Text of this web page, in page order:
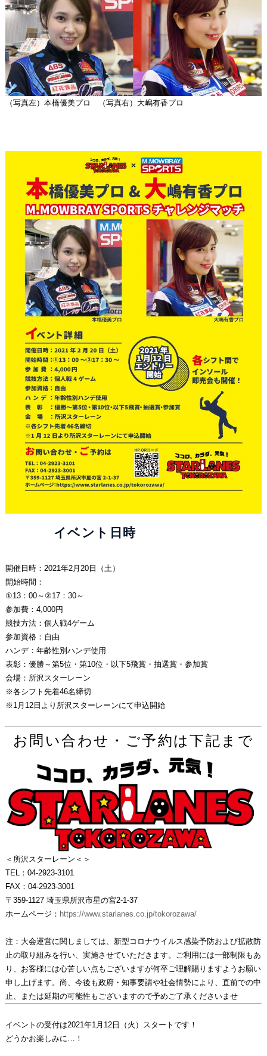
（写真左）本橋優美プロ （写真右）大嶋有香プロ
イベント日時
開催日時：2021年2月20日（土）
開始時間：
①13：00～②17：30～
参加費：4,000円
競技方法：個人戦4ゲーム
参加資格：自由
ハンデ：年齢性別ハンデ使用
表彰：優勝～第5位・第10位・以下5飛賞・抽選賞・参加賞
会場：所沢スターレーン
※各シフト先着46名締切
※1月12日より所沢スターレーンにて申込開始
お問い合わせ・ご予約は下記まで
＜所沢スターレーン＜＞
TEL：04-2923-3101
FAX：04-2923-3001
〒359-1127 埼玉県所沢市星の宮2-1-37
ホームページ： https://www.starlanes.co.jp/tokorozawa/
注：大会運営に関しましては、新型コロナウイルス感染予防および拡散防
止の取り組みを行い、実施させていただきます。ご利用には一部制限もあ
り、お客様には心苦しい点もございますが何卒ご理解賜りますようお願い
申し上げます。尚、今後も政府・知事要請や社会情勢により、直前での中
止、または延期の可能性もございますので予めご了承くださいませ
イベントの受付は2021年1月12日（火）スタートです！
どうかお楽しみに…！